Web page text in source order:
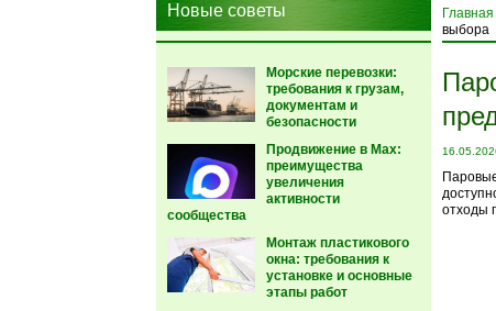
Новые советы
Морские перевозки:
требования к грузам,
документам и
безопасности
Продвижение в Max:
преимущества
увеличения
активности
сообщества
Монтаж пластикового
окна: требования к
установке и основные
этапы работ
Главная
выбора
отходы